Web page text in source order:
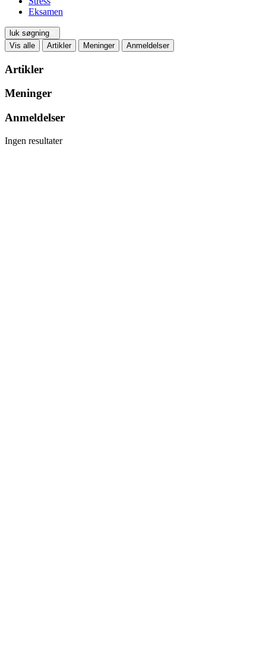
Eksamen
luk søgning
Vis alle
Artikler Meninger Anmeldelser
Artikler
Meninger
Anmeldelser
Ingen resultater